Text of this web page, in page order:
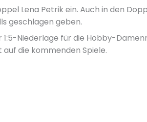
Lena Petrik ein. Auch in den
geschlagen geben.
Niederlage für die Hobby-
die kommenden Spiele.